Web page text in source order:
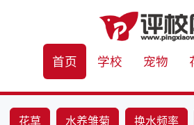
首页 学校 宠物
花草 水养雏菊 换水频率